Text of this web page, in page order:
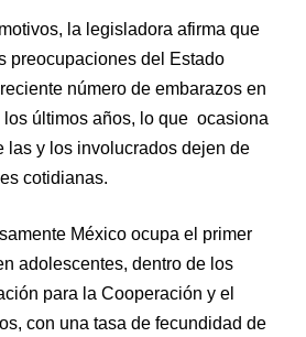
la legisladora afirma que
preocupaciones del Estado
número de embarazos en
los últimos años, lo que ocasiona
las y los involucrados dejen de
cotidianas.
México ocupa el primer
adolescentes, dentro de los
para la Cooperación y el
con una tasa de fecundidad de